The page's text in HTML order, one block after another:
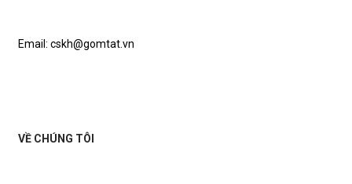
Email: cskh@gomtat.vn
VỀ CHÚNG TÔI